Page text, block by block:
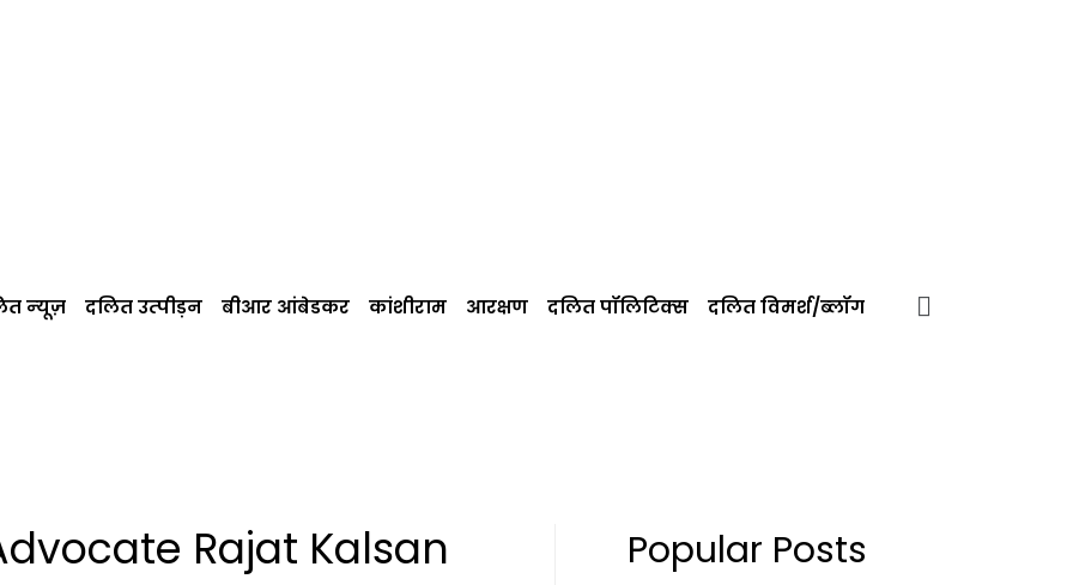
न्‍यूज़ दलित उत्‍पीड़न बीआर आंबेडकर कांशीराम आरक्षण दलित पॉलिटिक्‍स दलित विमर्श/ब्‍लॉग
Rajat Kalsan Popular Posts